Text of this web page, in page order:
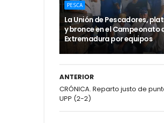
PESCA
La Unión de Pescadores,
y bronce en el Campeonato
Extremadura por equipos
ANTERIOR
CRÓNICA. Reparto justo de
UPP (2-2)